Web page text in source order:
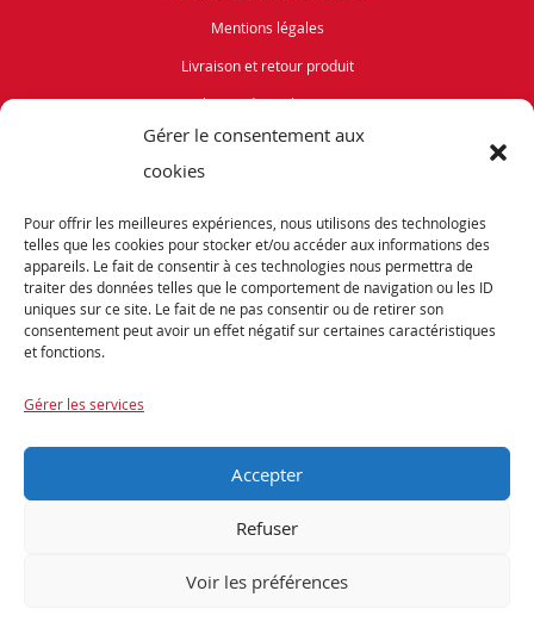
Gérer le consentement aux
cookies
Pour offrir les meilleures expériences, nous utilisons des technologies
telles que les cookies pour stocker et/ou accéder aux informations des
appareils. Le fait de consentir à ces technologies nous permettra de
traiter des données telles que le comportement de navigation ou les ID
uniques sur ce site. Le fait de ne pas consentir ou de retirer son
consentement peut avoir un effet négatif sur certaines caractéristiques
et fonctions.
Gérer les services
Accepter
Refuser
Voir les préférences
Mentions légales
Livraison et retour produit
Politique de cookies (UE)
Occasions
ABONNEZ-VOUS
Recevez notre newsletter et tenez vous informés de nos dernières offres et